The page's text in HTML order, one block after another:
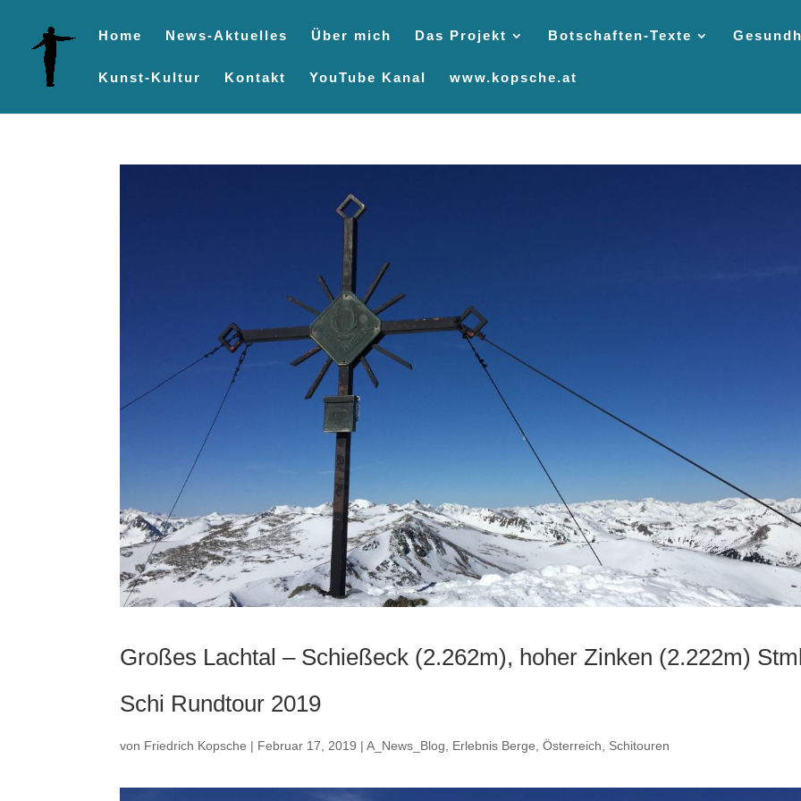
Home News-Aktuelles Über mich Das Projekt Botschaften-Texte
Kunst-Kultur Kontakt YouTube Kanal www.kopsche.at
Großes Lachtal – Schießeck (2.262m), hoher Zinken (2.222m)
Schi Rundtour 2019
von Friedrich Kopsche | Februar 17, 2019 |A_News_Blog Erlebnis Berge ,Österreich Schitouren